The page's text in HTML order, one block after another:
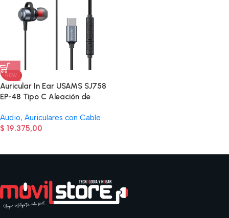
NEW
Auricular In Ear USAMS SJ758
EP-48 Tipo C Aleación de
Audio, Auriculares con Cable
$ 19.375,00